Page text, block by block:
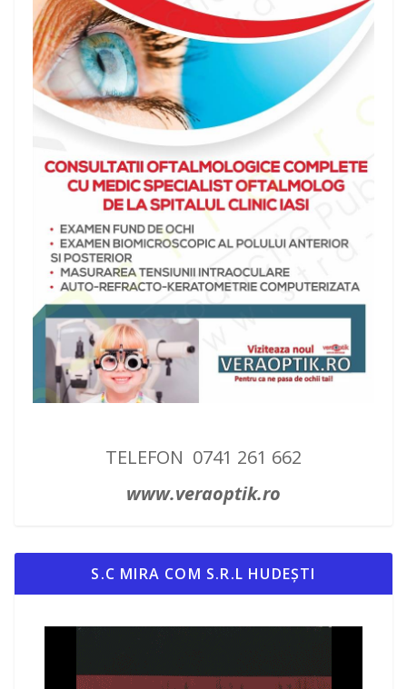
TELEFON 0741 261 662
www.veraoptik.ro
S.C MIRA COM S.R.L HUDEȘTI